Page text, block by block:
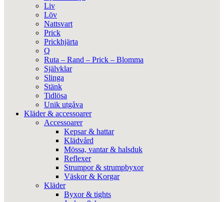
Liv
Löv
Nattsvart
Prick
Prickhjärta
Q
Ruta – Rand – Prick – Blomma
Självklar
Slinga
Stänk
Tidlösa
Unik utgåva
Kläder & accessoarer
Accessoarer
Kepsar & hattar
Klädvård
Mössa, vantar & halsduk
Reflexer
Strumpor & strumpbyxor
Väskor & Korgar
Kläder
Byxor & tights